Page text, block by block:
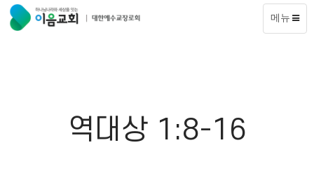
메뉴
역대상 1:8-16